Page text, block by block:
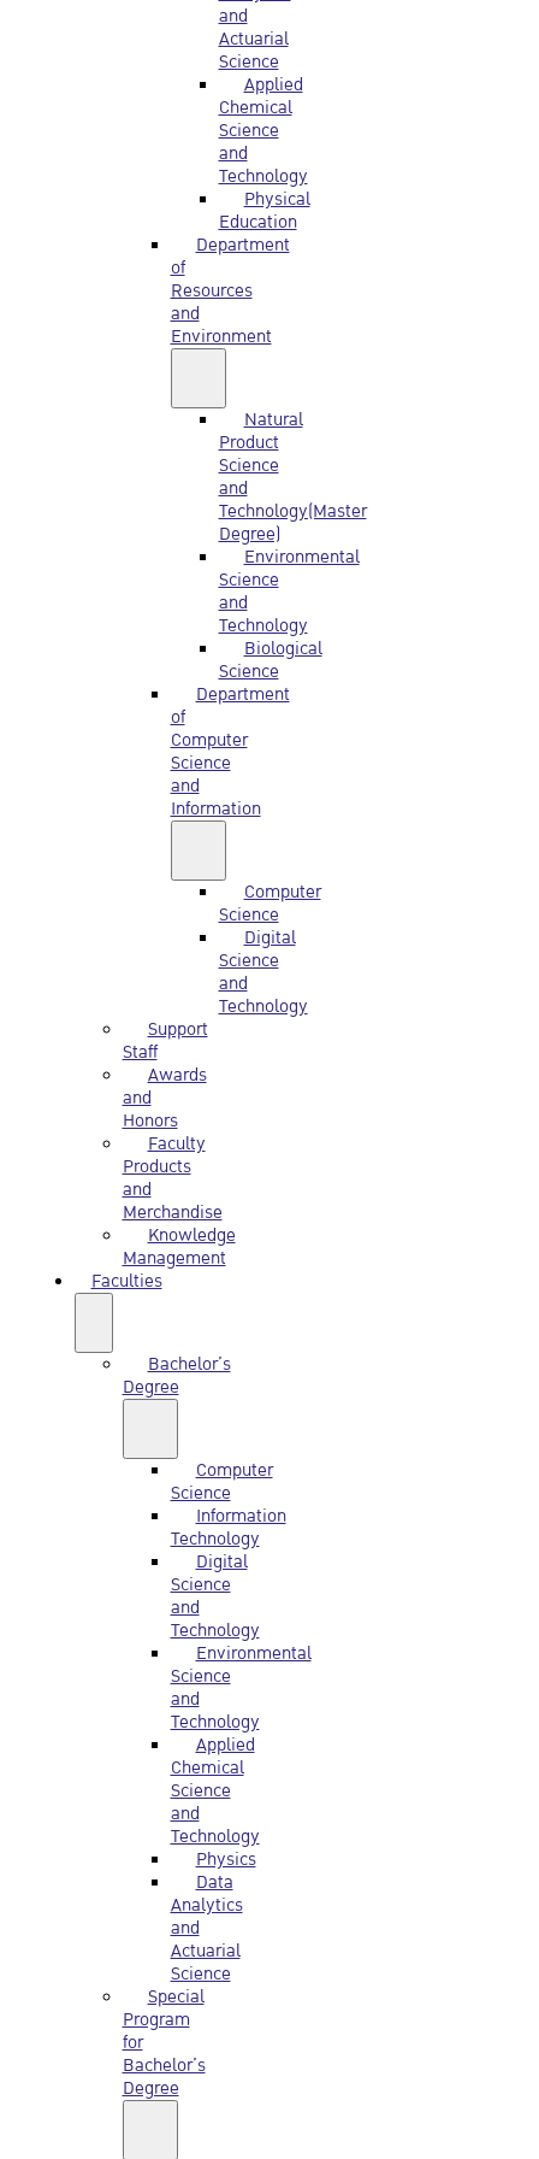
and
Actuarial
Science
Applied
Chemical
Science
and
Technology
Physical
Education
Department
of
Resources
and
Environment
Natural
Product
Science
and
Technology(Master
Degree)
Environmental
Science
and
Technology
Biological
Science
Department
of
Computer
Science
and
Information
Computer
Science
Digital
Science
and
Technology
Support
Staff
Awards
and
Honors
Faculty
Products
and
Merchandise
Knowledge
Management
Faculties
Bachelor’s
Degree
Computer
Science
Information
Technology
Digital
Science
and
Technology
Environmental
Science
and
Technology
Applied
Chemical
Science
and
Technology
Physics
Data
Analytics
and
Actuarial
Science
Special
Program
for
Bachelor’s
Degree